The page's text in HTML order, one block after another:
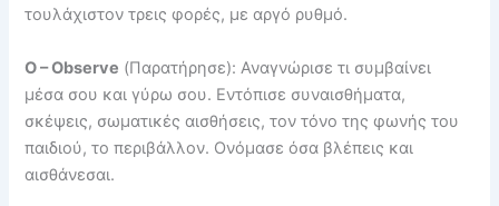
τουλάχιστον τρεις φορές, με αργό ρυθμό.
O – Observe (Παρατήρησε): Αναγνώρισε τι συμβαίνει
μέσα σου και γύρω σου. Εντόπισε συναισθήματα,
σκέψεις, σωματικές αισθήσεις, τον τόνο της φωνής του
παιδιού, το περιβάλλον. Ονόμασε όσα βλέπεις και
αισθάνεσαι.